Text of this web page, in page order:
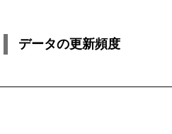
データの更新頻度